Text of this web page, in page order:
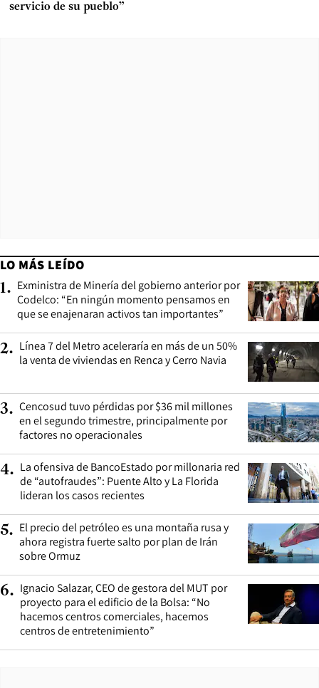
servicio de su pueblo”
LO MÁS LEÍDO
1. Exministra de Minería del gobierno anterior por
Codelco: “En ningún momento pensamos en
que se enajenaran activos tan importantes”
2. Línea 7 del Metro aceleraría en más de un 50%
la venta de viviendas en Renca y Cerro Navia
3. Cencosud tuvo pérdidas por $36 mil millones
en el segundo trimestre, principalmente por
factores no operacionales
4. La ofensiva de BancoEstado por millonaria red
de “autofraudes”: Puente Alto y La Florida
lideran los casos recientes
5. El precio del petróleo es una montaña rusa y
ahora registra fuerte salto por plan de Irán
sobre Ormuz
6. Ignacio Salazar, CEO de gestora del MUT por
proyecto para el edificio de la Bolsa: “No
hacemos centros comerciales, hacemos
centros de entretenimiento”